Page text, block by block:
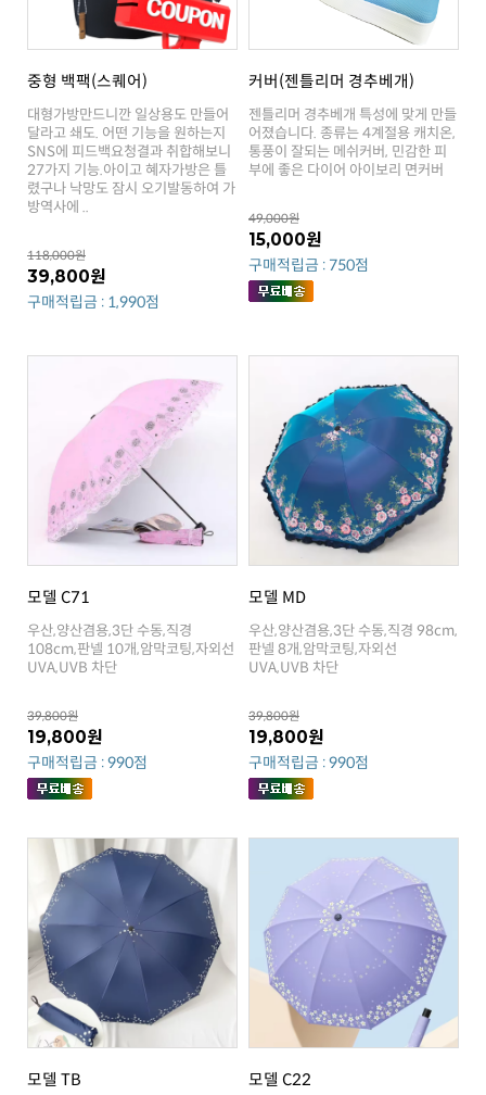
중형 백팩(스퀘어)
방역사에 ..
118,000원
39,800원
구매적립금 : 1,990점
커버(젠틀리머 경추베개)
부에 좋은 다이어 아이보리 면커버
49,000원
15,000원
구매적립금 : 750점
모델 C71
UVA,UVB 차단
39,800원
19,800원
구매적립금 : 990점
모델 MD
UVA,UVB 차단
39,800원
19,800원
구매적립금 : 990점
모델 TB 모델 C22